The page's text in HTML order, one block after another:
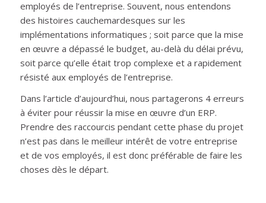
employés de l’entreprise. Souvent, nous entendons
des histoires cauchemardesques sur les
implémentations informatiques ; soit parce que la mise
en œuvre a dépassé le budget, au-delà du délai prévu,
soit parce qu’elle était trop complexe et a rapidement
résisté aux employés de l’entreprise.
Dans l’article d’aujourd’hui, nous partagerons 4 erreurs
à éviter pour réussir la mise en œuvre d’un ERP.
Prendre des raccourcis pendant cette phase du projet
n’est pas dans le meilleur intérêt de votre entreprise
et de vos employés, il est donc préférable de faire les
choses dès le départ.